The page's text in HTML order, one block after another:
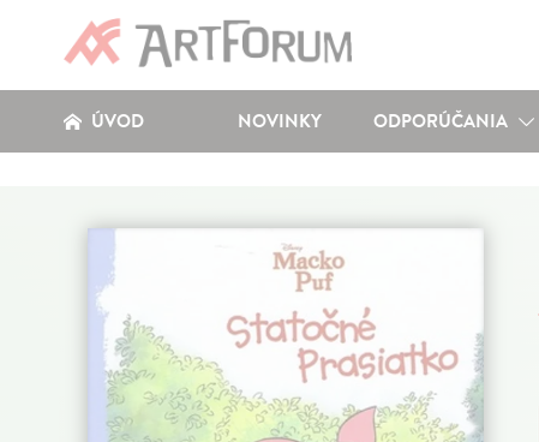
ÚVOD NOVINKY ODPORÚČANIA